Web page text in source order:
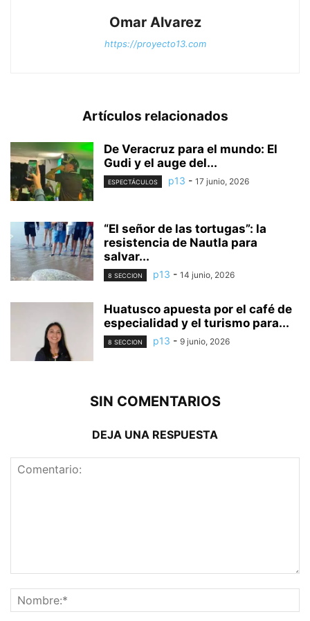
Omar Alvarez
https://proyecto13.com
Artículos relacionados
De Veracruz para el mundo: El
Gudi y el auge del...
ESPECTÁCULOS p13 - 17 junio, 2026
“El señor de las tortugas”: la
resistencia de Nautla para
salvar...
8 SECCION p13 - 14 junio, 2026
Huatusco apuesta por el café de
especialidad y el turismo para...
8 SECCION p13 - 9 junio, 2026
SIN COMENTARIOS
DEJA UNA RESPUESTA